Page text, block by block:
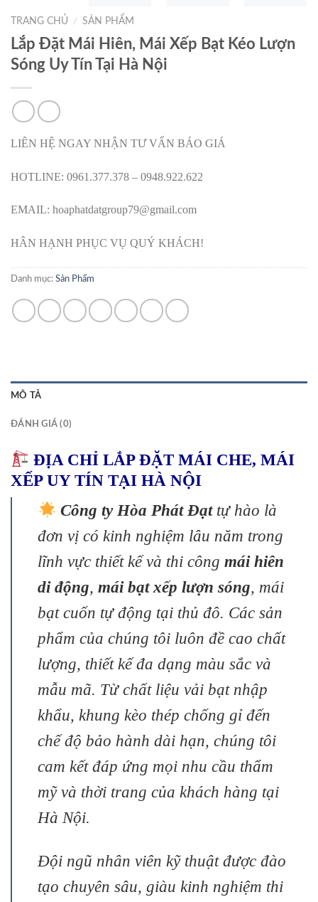
TRANG CHỦ / SẢN PHẨM
Lắp Đặt Mái Hiên, Mái Xếp Bạt Kéo Lượn
Sóng Uy Tín Tại Hà Nội
LIÊN HỆ NGAY NHẬN TƯ VẤN BÁO GIÁ
HOTLINE: 0961.377.378 – 0948.922.622
EMAIL: hoaphatdatgroup79@gmail.com
HÂN HẠNH PHỤC VỤ QUÝ KHÁCH!
Danh mục: Sản Phẩm
MÔ TẢ
ĐÁNH GIÁ (0)
ĐỊA CHỈ LẮP ĐẶT MÁI CHE, MÁI
XẾP UY TÍN TẠI HÀ NỘI
Công ty Hòa Phát Đạttự hào là
đơn vị có kinh nghiệm lâu năm trong
lĩnh vực thiết kế và thi công mái hiên
di động, mái bạt xếp lượn sóng, mái
bạt cuốn tự động tại thủ đô. Các sản
phẩm của chúng tôi luôn đề cao chất
lượng, thiết kế đa dạng màu sắc và
mẫu mã. Từ chất liệu vải bạt nhập
khẩu, khung kèo thép chống gỉ đến
chế độ bảo hành dài hạn, chúng tôi
cam kết đáp ứng mọi nhu cầu thẩm
mỹ và thời trang của khách hàng tại
Hà Nội.
Đội ngũ nhân viên kỹ thuật được đào
tạo chuyên sâu, giàu kinh nghiệm thi